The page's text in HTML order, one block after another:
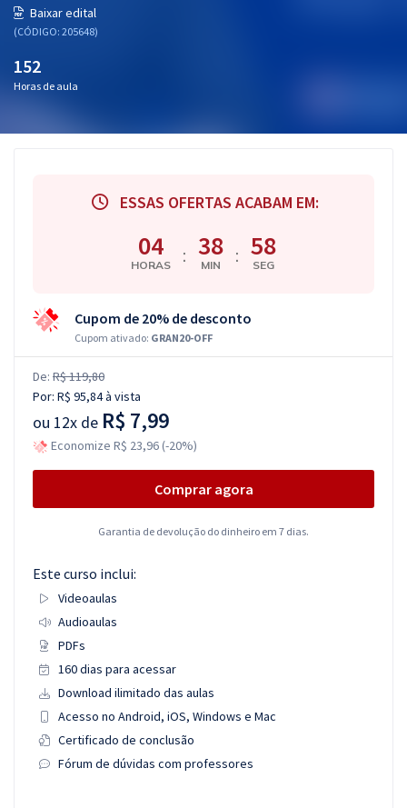
Baixar edital
(CÓDIGO: 205648)
152
Horas de aula
ESSAS OFERTAS ACABAM EM:
04
HORAS : 38
MIN : 57
SEG
Cupom de 20% de desconto
Cupom ativado: GRAN20-OFF
De: R$ 119,80
Por: R$ 95,84à vista
ou 12x de R$ 7,99
Economize R$ 23,96 (-20%)
Comprar agora
Garantia de devolução do dinheiro em 7 dias.
Este curso inclui:
Videoaulas
Audioaulas
PDFs
160 dias para acessar
Download ilimitado das aulas
Acesso no Android, iOS, Windows e Mac
Certificado de conclusão
Fórum de dúvidas com professores